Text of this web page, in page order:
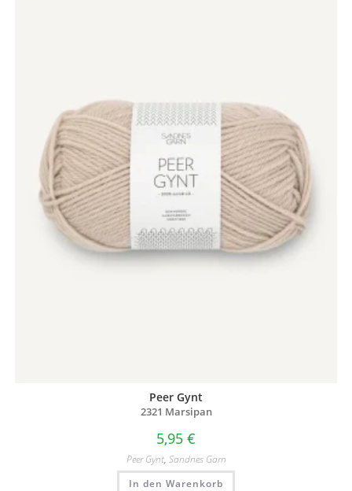
Peer Gynt
2321 Marsipan
5,95 €
Peer Gynt, Sandnes Garn
In den Warenkorb